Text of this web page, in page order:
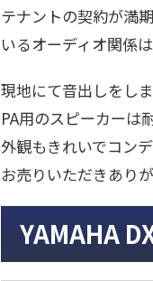
テナントの契約が満
いるオーディオ関係
現地にて音出しをし
PA用のスピーカーは
外観もきれいでコン
お売りいただきあり
YAMAHA